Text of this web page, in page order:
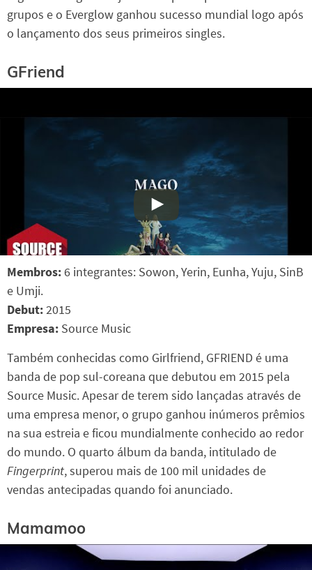
grupos e o Everglow ganhou sucesso mundial logo após
o lançamento dos seus primeiros singles.
GFriend
Membros: 6 integrantes: Sowon, Yerin, Eunha, Yuju, SinB
e Umji.
Debut:2015
Empresa: Source Music
Também conhecidas como Girlfriend, GFRIEND é uma
banda de pop sul-coreana que debutou em 2015 pela
Source Music. Apesar de terem sido lançadas através de
uma empresa menor, o grupo ganhou inúmeros prêmios
na sua estreia e ficou mundialmente conhecido ao redor
do mundo. O quarto álbum da banda, intitulado de
Fingerprint, superou mais de 100 mil unidades de
vendas antecipadas quando foi anunciado.
Mamamoo